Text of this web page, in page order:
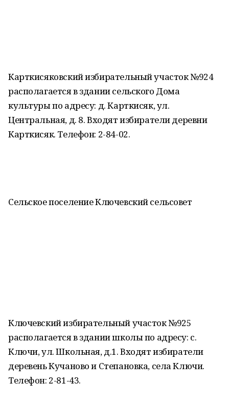
Карткисяковский избирательный участок №924
располагается в здании сельского Дома
культуры по адресу: д. Карткисяк, ул.
Центральная, д. 8. Входят избиратели деревни
Карткисяк. Телефон: 2-84-02.
Сельское поселение Ключевский сельсовет
Ключевский избирательный участок №925
располагается в здании школы по адресу: с.
Ключи, ул. Школьная, д.1. Входят избиратели
деревень Кучаново и Степановка, села Ключи.
Телефон: 2-81-43.